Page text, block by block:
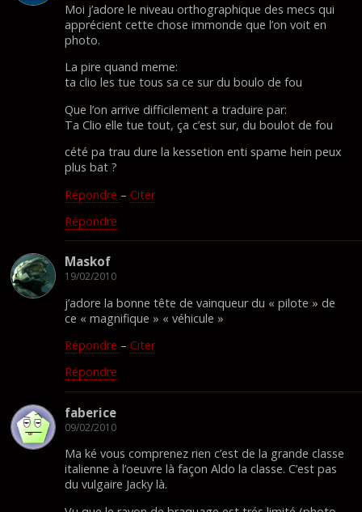
Moi j’adore le niveau orthographique des mecs qui
apprécient cette chose immonde que l’on voit en
photo.
La pire quand meme:
ta clio les tue tous sa ce sur du boulo de fou
Que l’on arrive difficilement a traduire par:
Ta Clio elle tue tout, ça c’est sur, du boulot de fou
cété pa trau dure la kessetion enti spame hein peux
plus bat ?
Répondre – Citer
Répondre
Maskof
19/02/2010
j’adore la bonne tête de vainqueur du « pilote » de
ce « magnifique » « véhicule »
Répondre – Citer
Répondre
faberice
09/02/2010
Ma ké vous comprenez rien c’est de la grande classe
italienne à l’oeuvre là façon Aldo la classe. C’est pas
du vulgaire Jacky là.